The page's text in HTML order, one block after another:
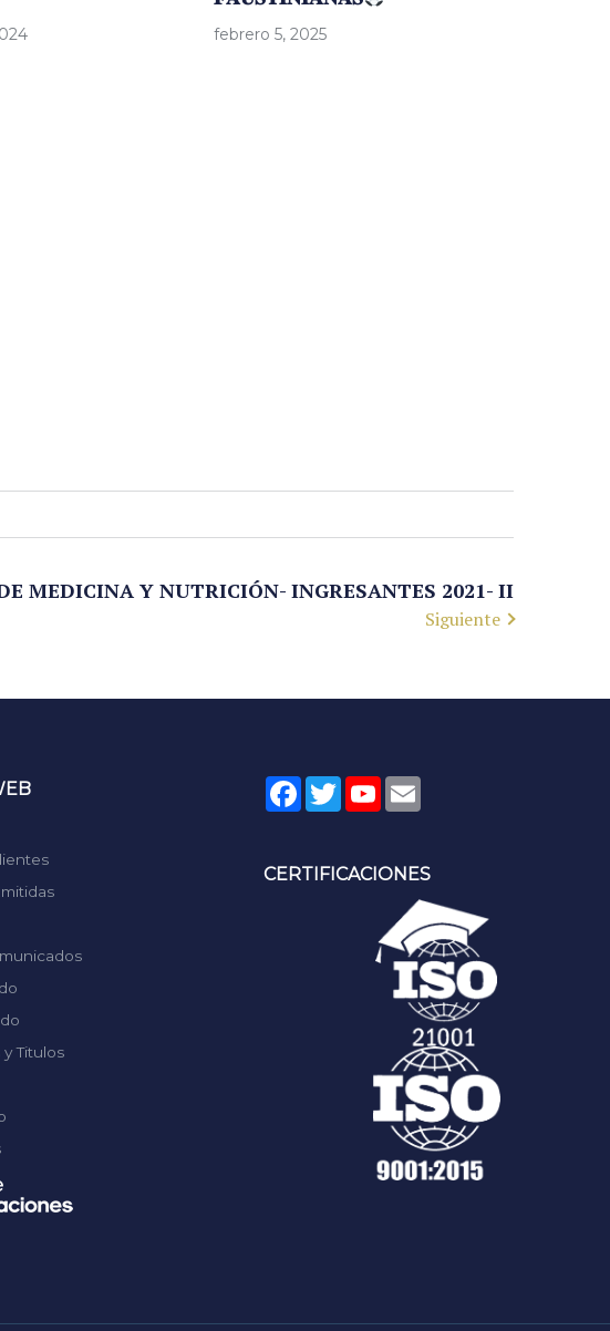
febrero 5, 2025
MEDICINA Y NUTRICIÓN- INGRESANTES 2021- II
Siguiente
y Titulos
Facebook
TwitterYouTubeEmail
CERTIFICACIONES